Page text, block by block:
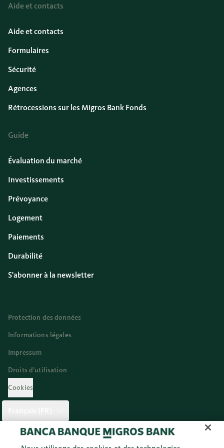
Aide et contacts
Aide et contacts
Formulaires
Sécurité
Agences
Rétrocessions sur les Migros Bank Fonds
Guide
Évaluation du marché
Investissements
Prévoyance
Logement
Paiements
Durabilité
S'abonner à la newsletter
Protection des données
Informations légales
Impressum
Droits d’utilisation
Cookies
Twitter Facebook Instagram Youtube